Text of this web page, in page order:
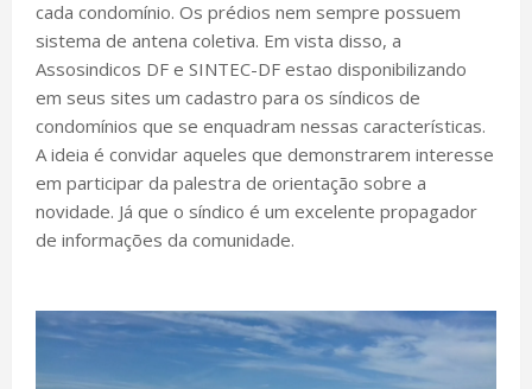
cada condomínio. Os prédios nem sempre possuem
sistema de antena coletiva. Em vista disso, a
Assosindicos DF e SINTEC-DF estao disponibilizando
em seus sites um cadastro para os síndicos de
condomínios que se enquadram nessas características.
A ideia é convidar aqueles que demonstrarem interesse
em participar da palestra de orientação sobre a
novidade. Já que o síndico é um excelente propagador
de informações da comunidade.